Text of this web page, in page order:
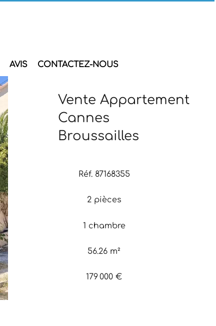
AVIS CONTACTEZ-NOUS
Vente Appartement
Cannes
Broussailles
Réf. 87168355
2 pièces
1 chambre
56.26 m²
179 000 €